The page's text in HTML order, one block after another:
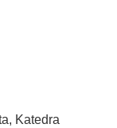
Katedra